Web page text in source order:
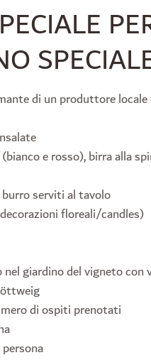
di un produttore locale
e rosso), birra alla
serviti al tavolo
floreali/candles)
giardino del vigneto con
di ospiti prenotati